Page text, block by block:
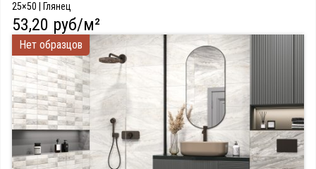
25×50 | Глянец
53,20 руб/м²
Нет образцов